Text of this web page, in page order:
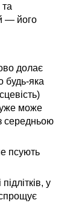
— його
долає
будь-яка
уже може
середньою
псують
у